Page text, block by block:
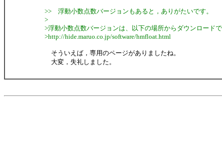
>> 浮動小数点数バージョンもあると，ありがたいです。
>
>浮動小数点数バージョンは、以下の場所からダウンロード
>http://hide.maruo.co.jp/software/hmfloat.html
そういえば，専用のページがありましたね。
大変，失礼しました。